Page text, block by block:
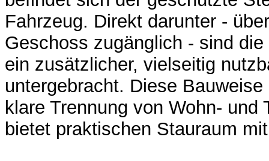
Fahrzeug. Direkt darunter -
Geschoss zugänglich - sind
ein zusätzlicher, vielseitig
untergebracht. Diese
klare Trennung von Wohn- und
bietet praktischen Stauraum